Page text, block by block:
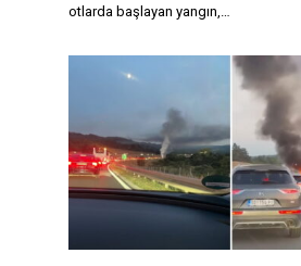
otlarda başlayan yangın,…